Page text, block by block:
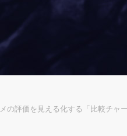
の評価を見える化する「比較チャー